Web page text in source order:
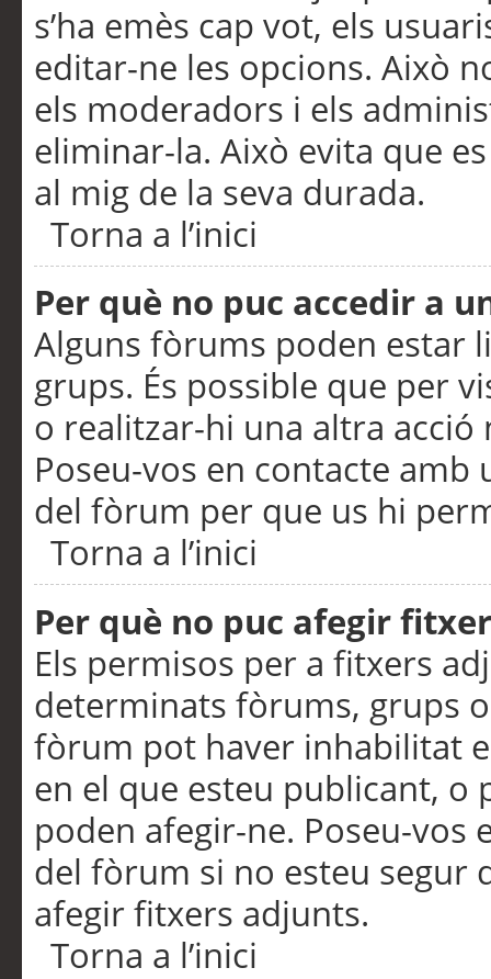
s’ha emès cap vot, els
editar-ne les opcions. Això
els moderadors i els
eliminar-la. Això evita que
al mig de la seva durada.
Torna a l’inici
Per què no puc accedir a
Alguns fòrums poden estar
grups. És possible que per
o realitzar-hi una altra acció
Poseu-vos en contacte
del fòrum per que us hi
Torna a l’inici
Per què no puc afegir
Els permisos per a fitxers
determinats fòrums, grups
fòrum pot haver inhabilitat
en el que esteu publicant,
poden afegir-ne. Poseu-vos
del fòrum si no esteu segur
afegir fitxers adjunts.
Torna a l’inici